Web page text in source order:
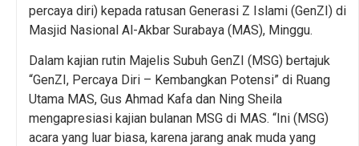
percaya diri) kepada ratusan Generasi Z Islami (GenZI) di
Masjid Nasional Al-Akbar Surabaya (MAS), Minggu.
Dalam kajian rutin Majelis Subuh GenZI (MSG) bertajuk
“GenZI, Percaya Diri – Kembangkan Potensi” di Ruang
Utama MAS, Gus Ahmad Kafa dan Ning Sheila
mengapresiasi kajian bulanan MSG di MAS. “Ini (MSG)
acara yang luar biasa, karena jarang anak muda yang